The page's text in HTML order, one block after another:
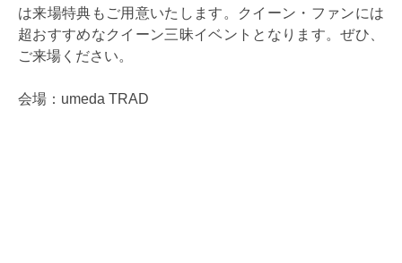
は来場特典もご用意いたします。クイーン・ファンには
超おすすめなクイーン三昧イベントとなります。ぜひ、
ご来場ください。
会場：umeda TRAD